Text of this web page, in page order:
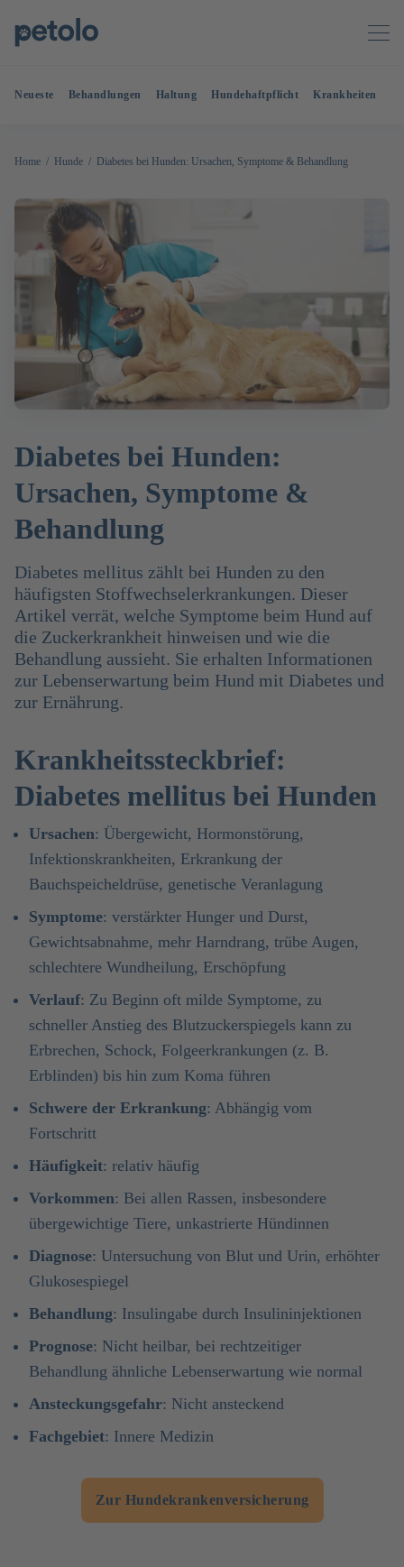
Neueste Behandlungen Haltung Hundehaftpflicht Krankheiten
Home Hunde Diabetes bei Hunden: Ursachen, Symptome & Behandlung
Diabetes bei Hunden:
Ursachen, Symptome &
Behandlung
Diabetes mellitus zählt bei Hunden zu den
häufigsten Stoffwechselerkrankungen. Dieser
Artikel verrät, welche Symptome beim Hund auf
die Zuckerkrankheit hinweisen und wie die
Behandlung aussieht. Sie erhalten Informationen
zur Lebenserwartung beim Hund mit Diabetes und
zur Ernährung.
Krankheitssteckbrief:
Diabetes mellitus bei Hunden
Ursachen: Übergewicht, Hormonstörung,
Infektionskrankheiten, Erkrankung der
Bauchspeicheldrüse, genetische Veranlagung
Symptome: verstärkter Hunger und Durst,
Gewichtsabnahme, mehr Harndrang, trübe Augen,
schlechtere Wundheilung, Erschöpfung
Verlauf: Zu Beginn oft milde Symptome, zu
schneller Anstieg des Blutzuckerspiegels kann zu
Erbrechen, Schock, Folgeerkrankungen (z. B.
Erblinden) bis hin zum Koma führen
Schwere der Erkrankung: Abhängig vom
Fortschritt
Häufigkeit: relativ häufig
Vorkommen: Bei allen Rassen, insbesondere
übergewichtige Tiere, unkastrierte Hündinnen
Diagnose: Untersuchung von Blut und Urin, erhöhter
Glukosespiegel
Behandlung: Insulingabe durch Insulininjektionen
Prognose: Nicht heilbar, bei rechtzeitiger
Behandlung ähnliche Lebenserwartung wie normal
Ansteckungsgefahr: Nicht ansteckend
Fachgebiet: Innere Medizin
Zur Hundekrankenversicherung